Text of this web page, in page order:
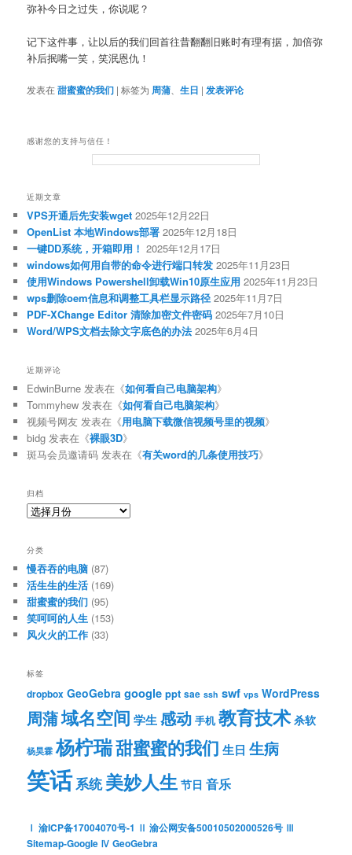
弥补今日之过失，你说呢？
记下这件事，让以后的我们回首往昔翻翻旧账时有理有据，加倍弥
补后抿嘴一笑，笑泯恩仇！
发表在甜蜜蜜的我们 |标签为 周蒲 、生日 | 发表评论
感谢您的支持与信任！
近期文章
VPS开通后先安装wget 2025年12月22日
OpenList 本地Windows部署 2025年12月18日
一键DD系统，开箱即用！ 2025年12月17日
windows如何用自带的命令进行端口转发 2025年11月23日
使用Windows Powershell卸载Win10原生应用 2025年11月23日
wps删除oem信息和调整工具栏显示路径 2025年11月7日
PDF-XChange Editor 清除加密文件密码 2025年7月10日
Word/WPS文档去除文字底色的办法 2025年6月4日
近期评论
EdwinBurne 发表在《如何看自己电脑架构》
Tommyhew 发表在《如何看自己电脑架构》
视频号网友 发表在《用电脑下载微信视频号里的视频》
bidg 发表在《裸眼3D》
斑马会员邀请码 发表在《有关word的几条使用技巧》
归档
归
分类
慢吞吞的电脑 (87)
活生生的生活(169)
甜蜜蜜的我们 (95)
笑呵呵的人生 (153)
风火火的工作 (33)
标签
dropbox GeoGebra google ppt sae ssh swf vps WordPress
周蒲域名空间 学生感动 手机 教育技术 杀软
杨昊霖 杨柠瑞甜蜜蜜的我们 生日 生病
笑话系统 美妙人生 节日 音乐
Ⅰ 渝ICP备17004070号-1 Ⅱ 渝公网安备50010502000526号 Ⅲ
Sitemap-Google Ⅳ GeoGebra